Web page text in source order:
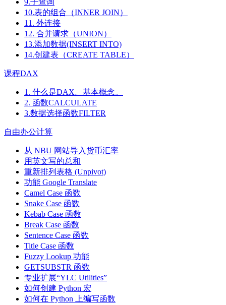
10.表的组合（INNER JOIN）
11. 外连接
12. 合并请求（UNION）
13.添加数据(INSERT INTO)
14.创建表（CREATE TABLE）
课程DAX
1. 什么是DAX。基本概念。
2. 函数CALCULATE
3.数据选择函数FILTER
自由办公计算
从 NBU 网站导入货币汇率
用英文写的总和
重新排列表格 (Unpivot)
功能 Google Translate
Camel Case 函数
Snake Case 函数
Kebab Case 函数
Break Case 函数
Sentence Case 函数
Title Case 函数
Fuzzy Lookup 功能
GETSUBSTR 函数
专业扩展“YLC Utilities”
如何创建 Python 宏
如何在 Python 上编写函数